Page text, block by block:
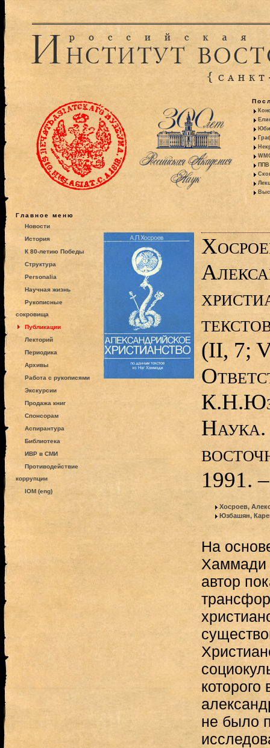
ППВ
Главное меню
Новости
История
К 80-летию Победы
Структура
Personalia
Научная жизнь
Рукописные
сокровища
Публикации
Лекторий
Периодика
Архивы
Работа с рукописями
Экскурсии
Продажа книг
Спонсорам
Аспирантура
Библиотека
ИВР в СМИ
Противодействие
коррупции
IOM (eng)
(II, 7;
Наука.
1991.
Хосроев,
Юзбашян,
На
Хаммади
автор
не было